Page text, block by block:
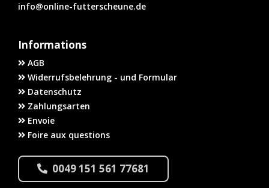
info@online-futterscheune.de
Informations
AGB
Widerrufsbelehrung - und Formular
Datenschutz
Zahlungsarten
Envoie
Foire aux questions
0049 151 561 77681